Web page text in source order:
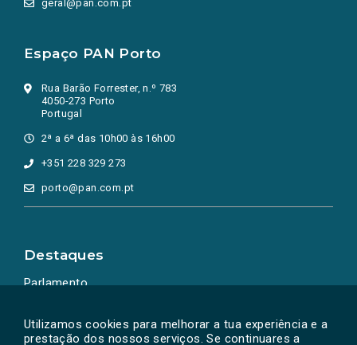
Utilizamos cookies para melhorar a tua experiência e a
prestação dos nossos serviços. Se continuares a
geral@pan.com.pt
Espaço PAN Porto
Rua Barão Forrester, n.º 783
4050-273 Porto
Portugal
2ª a 6ª das 10h00 às 16h00
+351 228 329 273
porto@pan.com.pt
Destaques
Parlamento